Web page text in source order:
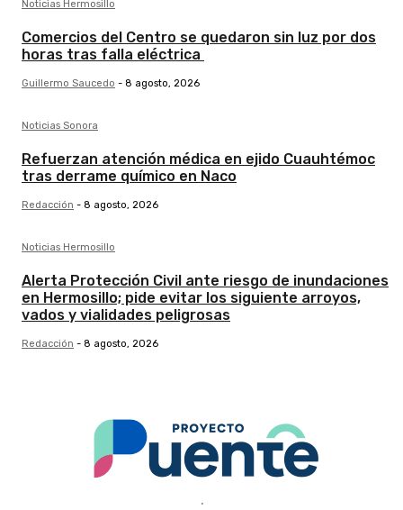
Noticias Hermosillo
Comercios del Centro se quedaron sin luz por dos
horas tras falla eléctrica
Guillermo Saucedo - 8 agosto, 2026
Noticias Sonora
Refuerzan atención médica en ejido Cuauhtémoc
tras derrame químico en Naco
Redacción - 8 agosto, 2026
Noticias Hermosillo
Alerta Protección Civil ante riesgo de inundaciones
en Hermosillo; pide evitar los siguiente arroyos,
vados y vialidades peligrosas
Redacción - 8 agosto, 2026
.